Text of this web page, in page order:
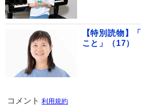
【特別読物】
こと」（17）